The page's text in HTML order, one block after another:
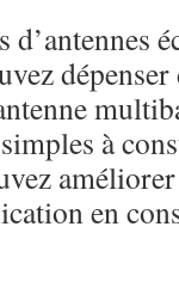
d’antennes
dépenser
à
en